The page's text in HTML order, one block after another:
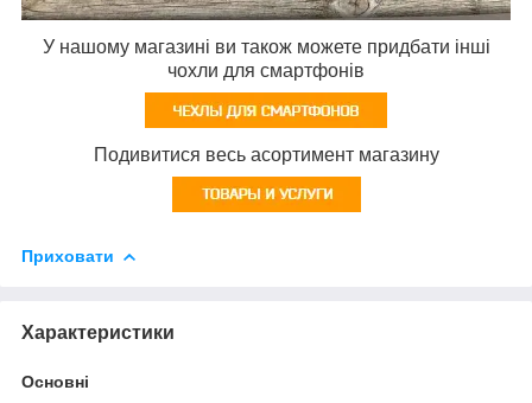
У нашому магазині ви також можете придбати інші
чохли для смартфонів
Подивитися весь асортимент магазину
Приховати
Характеристики
Основні